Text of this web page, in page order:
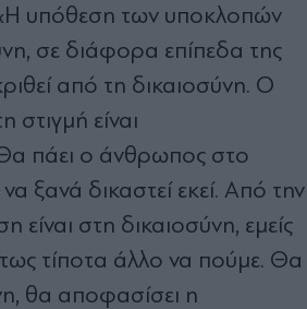
«Η υπόθεση των υποκλοπών
σε διάφορα επίπεδα της
από τη δικαιοσύνη. Ο
στιγμή είναι
πάει ο άνθρωπος στο
ξανά δικαστεί εκεί. Από την
στη δικαιοσύνη, εμείς
τίποτα άλλο να πούμε. Θα
θα αποφασίσει η